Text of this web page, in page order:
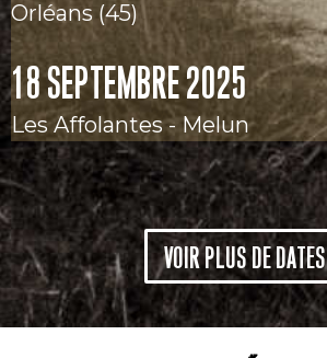
Orléans (45)
18 SEPTEMBRE 2025
Les Affolantes - Melun
VOIR PLUS DE DATES